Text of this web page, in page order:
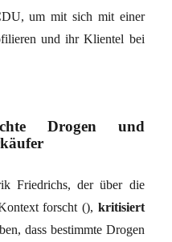
um mit sich mit einer
und ihr Klientel bei
Drogen und
Friedrichs, der über die
forscht (), kritisiert
dass bestimmte Drogen